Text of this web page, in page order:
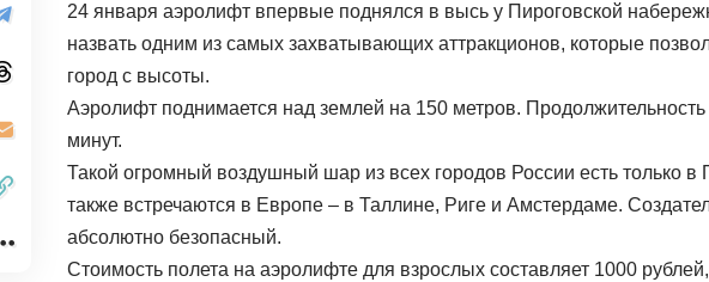
24 января аэролифт впервые поднялся в высь у Пироговской
назвать одним из самых захватывающих аттракционов, которые
город с высоты.
Аэролифт поднимается над землей на 150 метров. Продолжительность
минут.
Такой огромный воздушный шар из всех городов России есть только в
также встречаются в Европе – в Таллине, Риге и Амстердаме.
абсолютно безопасный.
Стоимость полета на аэролифте для взрослых составляет 1000